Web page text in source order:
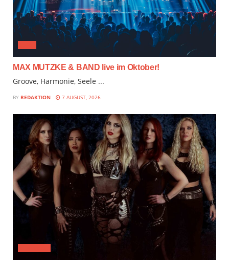
MAX MUTZKE & BAND live im Oktober!
Groove, Harmonie, Seele ...
BY REDAKTION 7 AUGUST, 2026